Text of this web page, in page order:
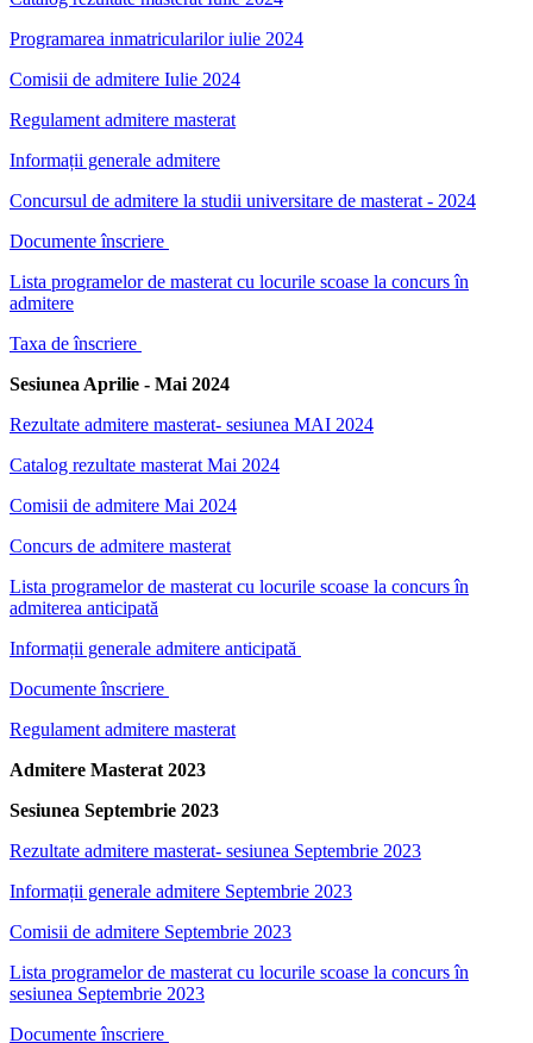
Programarea inmatricularilor iulie 2024
Comisii de admitere Iulie 2024
Regulament admitere masterat
Informații generale admitere
Concursul de admitere la studii universitare de masterat - 2024
Documente înscriere
Lista programelor de masterat cu locurile scoase la concurs în
admitere
Taxa de înscriere
Sesiunea Aprilie - Mai 2024
Rezultate admitere masterat- sesiunea MAI 2024
Catalog rezultate masterat Mai 2024
Comisii de admitere Mai 2024
Concurs de admitere masterat
Lista programelor de masterat cu locurile scoase la concurs în
admiterea anticipată
Informații generale admitere anticipată
Documente înscriere
Regulament admitere masterat
Admitere Masterat 2023
Sesiunea Septembrie 2023
Rezultate admitere masterat- sesiunea Septembrie 2023
Informații generale admitere Septembrie 2023
Comisii de admitere Septembrie 2023
Lista programelor de masterat cu locurile scoase la concurs în
sesiunea Septembrie 2023
Documente înscriere